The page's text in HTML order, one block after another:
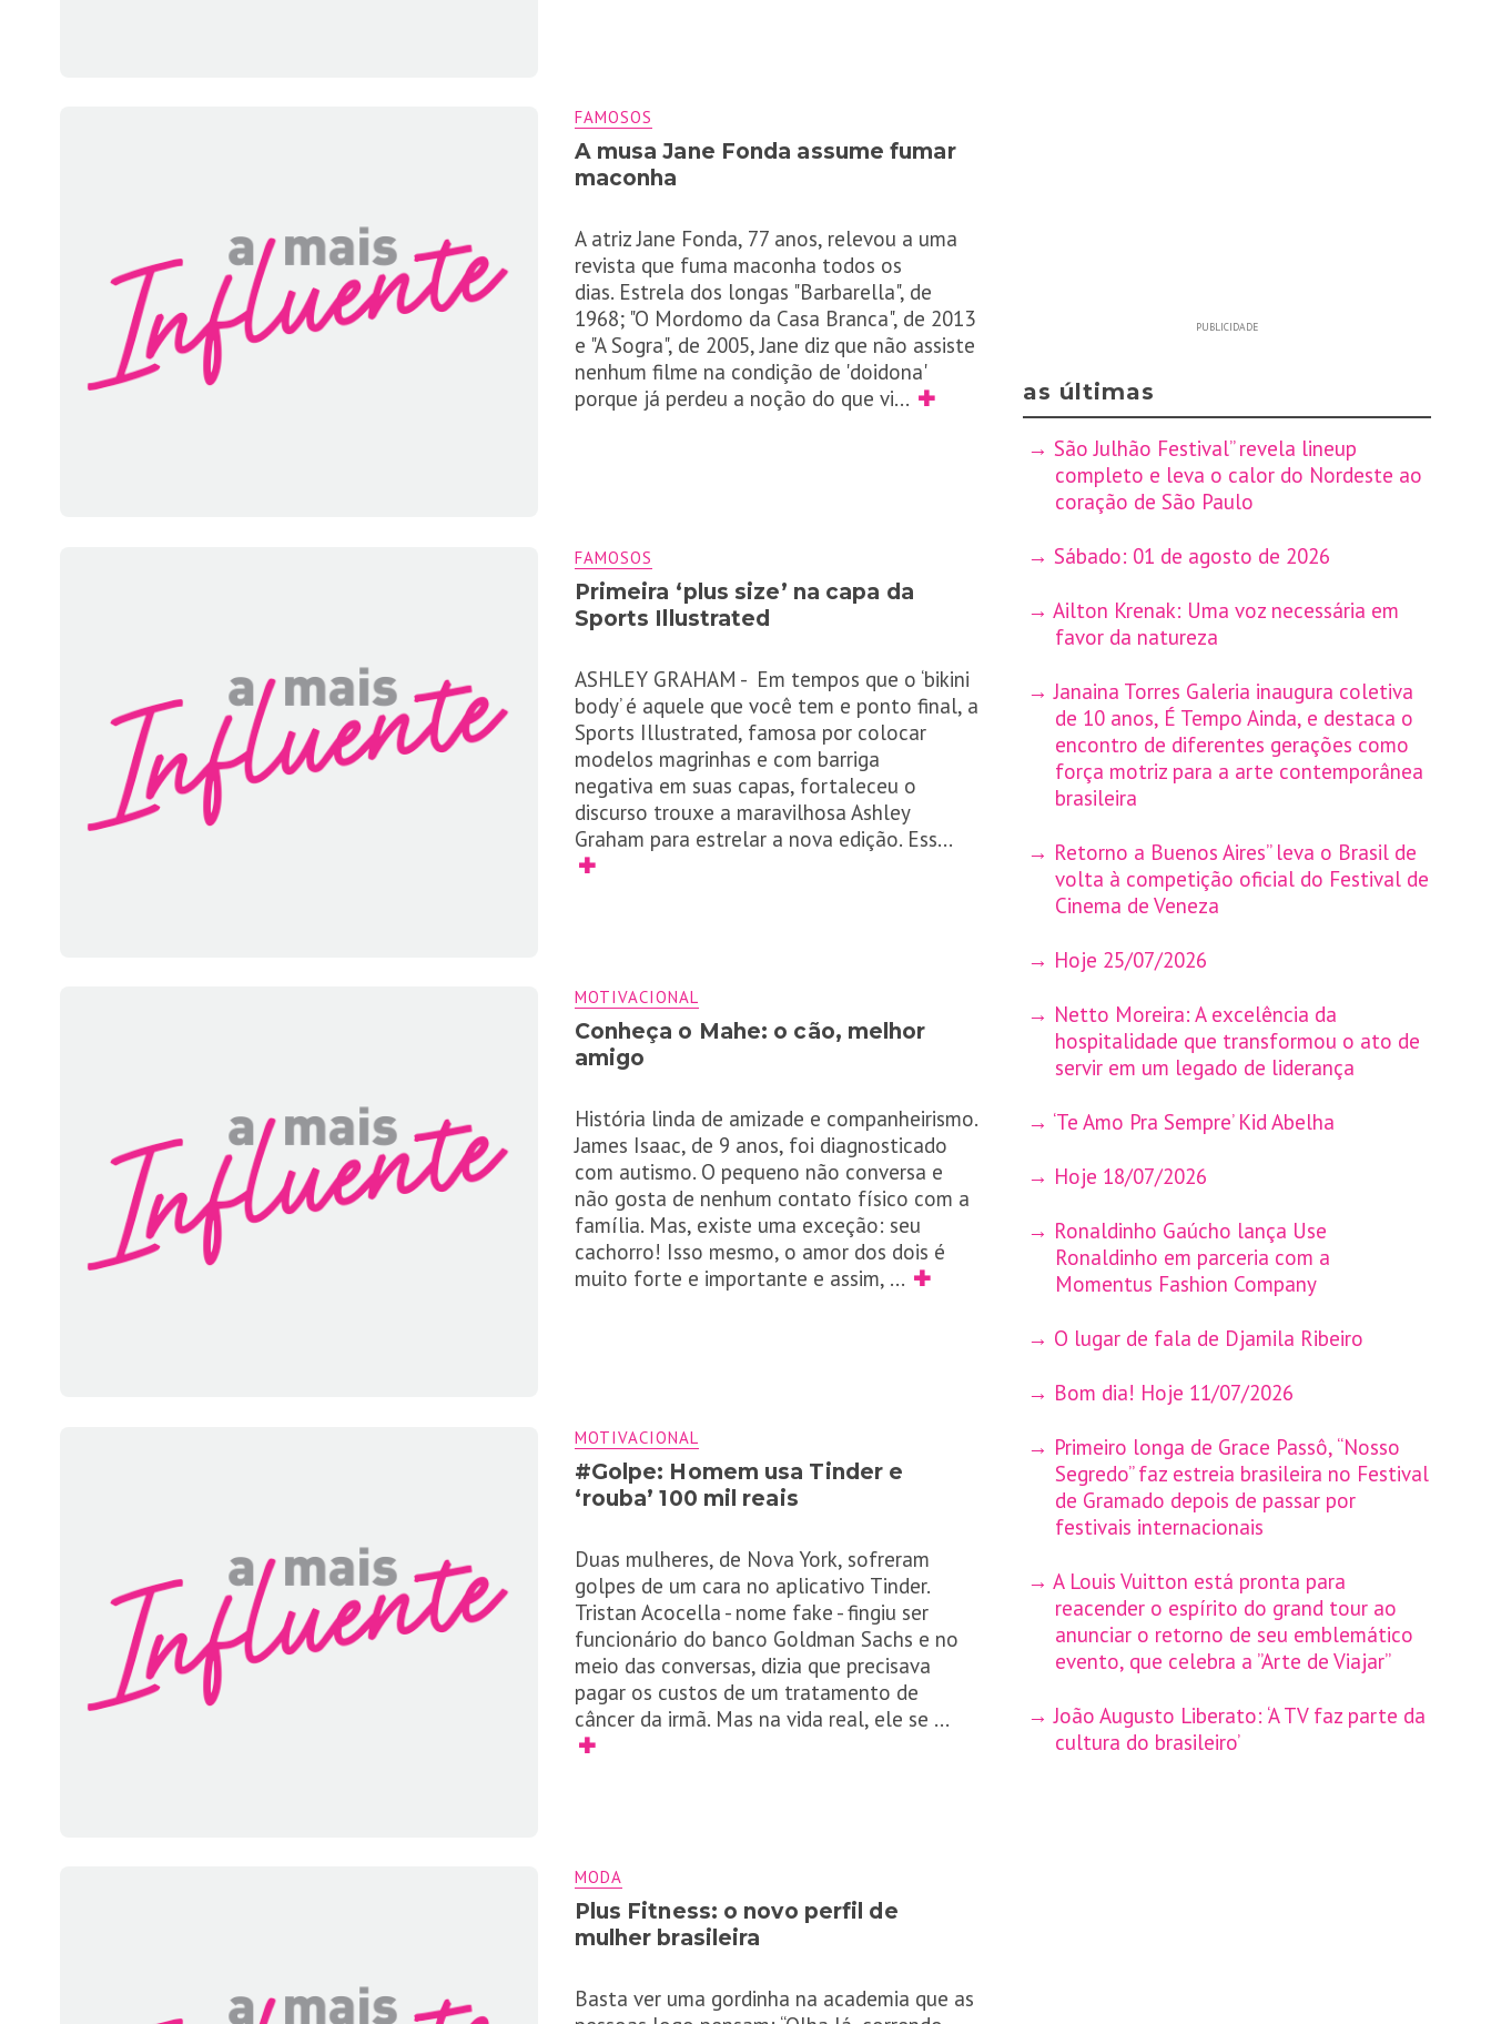
FAMOSOS
A musa Jane Fonda assume fumar
maconha
A atriz Jane Fonda, 77 anos, relevou a uma
revista que fuma maconha todos os
dias. Estrela dos longas "Barbarella", de
1968; "O Mordomo da Casa Branca", de 2013
e "A Sogra", de 2005, Jane diz que não assiste
nenhum filme na condição de 'doidona'
porque já perdeu a noção do que vi... ✚
FAMOSOS
Primeira ‘plus size’ na capa da
Sports Illustrated
ASHLEY GRAHAM - Em tempos que o ‘bikini
body’ é aquele que você tem e ponto final, a
Sports Illustrated, famosa por colocar
modelos magrinhas e com barriga
negativa em suas capas, fortaleceu o
discurso trouxe a maravilhosa Ashley
Graham para estrelar a nova edição. Ess...
✚
MOTIVACIONAL
Conheça o Mahe: o cão, melhor
amigo
História linda de amizade e companheirismo.
James Isaac, de 9 anos, foi diagnosticado
com autismo. O pequeno não conversa e
não gosta de nenhum contato físico com a
família. Mas, existe uma exceção: seu
cachorro! Isso mesmo, o amor dos dois é
muito forte e importante e assim, ... ✚
MOTIVACIONAL
#Golpe: Homem usa Tinder e
‘rouba’ 100 mil reais
Duas mulheres, de Nova York, sofreram
golpes de um cara no aplicativo Tinder.
Tristan Acocella - nome fake - fingiu ser
funcionário do banco Goldman Sachs e no
meio das conversas, dizia que precisava
pagar os custos de um tratamento de
câncer da irmã. Mas na vida real, ele se ...
✚
MODA
Plus Fitness: o novo perfil de
mulher brasileira
Basta ver uma gordinha na academia que as
PUBLICIDADE
as últimas
São Julhão Festival” revela lineup
completo e leva o calor do Nordeste ao
coração de São Paulo
Sábado: 01 de agosto de 2026
Ailton Krenak: Uma voz necessária em
favor da natureza
Janaina Torres Galeria inaugura coletiva
de 10 anos, É Tempo Ainda, e destaca o
encontro de diferentes gerações como
força motriz para a arte contemporânea
brasileira
Retorno a Buenos Aires” leva o Brasil de
volta à competição oficial do Festival de
Cinema de Veneza
Hoje 25/07/2026
Netto Moreira: A excelência da
hospitalidade que transformou o ato de
servir em um legado de liderança
‘Te Amo Pra Sempre’ Kid Abelha
Hoje 18/07/2026
Ronaldinho Gaúcho lança Use
Ronaldinho em parceria com a
Momentus Fashion Company
O lugar de fala de Djamila Ribeiro
Bom dia! Hoje 11/07/2026
Primeiro longa de Grace Passô, “Nosso
Segredo” faz estreia brasileira no Festival
de Gramado depois de passar por
festivais internacionais
A Louis Vuitton está pronta para
reacender o espírito do grand tour ao
anunciar o retorno de seu emblemático
evento, que celebra a ”Arte de Viajar”
João Augusto Liberato: ‘A TV faz parte da
cultura do brasileiro’